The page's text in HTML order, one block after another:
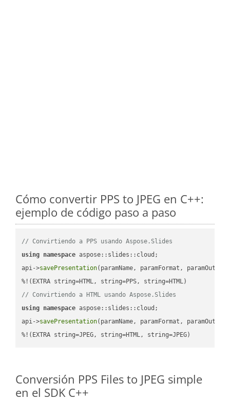
Cómo convertir PPS to JPEG en C++:
ejemplo de código paso a paso
// Convirtiendo a PPS usando Aspose.Slides
using namespace aspose::slides::cloud;
api->savePresentation(paramName, paramFormat,
// Convirtiendo a HTML usando Aspose.Slides
using namespace aspose::slides::cloud;
api->savePresentation(paramName, paramFormat,
%!(EXTRA string=JPEG, string=HTML, string=JPEG)
Conversión PPS Files to JPEG simple
en el SDK C++